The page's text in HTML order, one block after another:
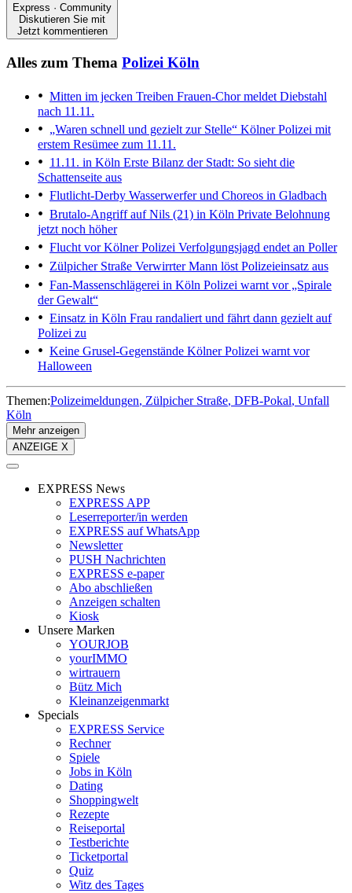
Express · Community
Diskutieren Sie mit
Jetzt kommentieren
Alles zum Thema Polizei Köln
Mitten im jecken Treiben Frauen-Chor meldet Diebstahl
nach 11.11.
„Waren schnell und gezielt zur Stelle“ Kölner Polizei mit
erstem Resümee zum 11.11.
11.11. in Köln Erste Bilanz der Stadt: So sieht die
Schattenseite aus
Flutlicht-Derby Wasserwerfer und Choreos in Gladbach
Brutalo-Angriff auf Nils (21) in Köln Private Belohnung
jetzt noch höher
Flucht vor Kölner Polizei Verfolgungsjagd endet an Poller
Zülpicher Straße Verwirrter Mann löst Polizeieinsatz aus
Fan-Massenschlägerei in Köln Polizei warnt vor „Spirale
der Gewalt“
Einsatz in Köln Frau randaliert und fährt dann gezielt auf
Polizei zu
Keine Grusel-Gegenstände Kölner Polizei warnt vor
Halloween
Themen:Polizeimeldungen Zülpicher Straße DFB-Pokal Unfall
Köln
Mehr anzeigen
ANZEIGE X
EXPRESS News
EXPRESS APP
Leserreporter/in werden
EXPRESS auf WhatsApp
Newsletter
PUSH Nachrichten
EXPRESS e-paper
Abo abschließen
Anzeigen schalten
Kiosk
Unsere Marken
YOURJOB
yourIMMO
wirtrauern
Bütz Mich
Kleinanzeigenmarkt
Specials
EXPRESS Service
Rechner
Spiele
Jobs in Köln
Dating
Shoppingwelt
Rezepte
Reiseportal
Testberichte
Ticketportal
Quiz
Witz des Tages